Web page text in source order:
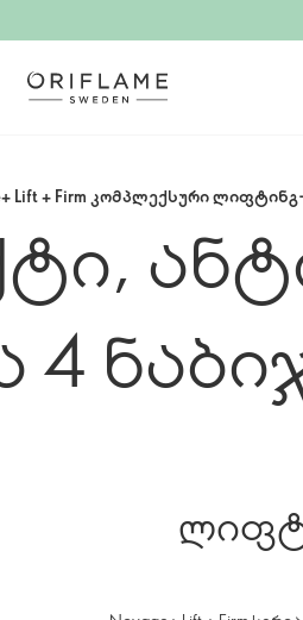
Lift + Firm კომპლექსური
4